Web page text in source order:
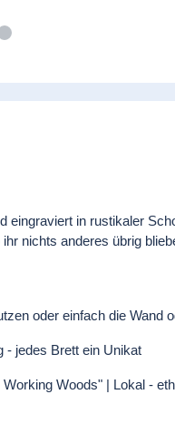
eingraviert in rustikaler
nichts anderes übrig
oder einfach die Wand
- jedes Brett ein Unikat
Woods" | Lokal -